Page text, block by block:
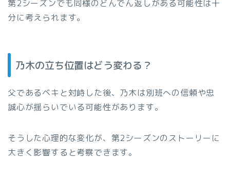
第2シーズンでも同様のどんでん返しがある可能性は十
分に考えられます。
乃木の立ち位置はどう変わる？
父であるベキと対峙した後、乃木は別班への信頼や忠
誠心が揺らいでいる可能性があります。
そうした心理的な変化が、第2シーズンのストーリーに
大きく影響すると考察できます。